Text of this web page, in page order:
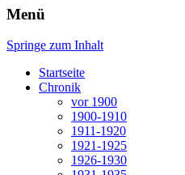
Menü
Springe zum Inhalt
Startseite
Chronik
vor 1900
1900-1910
1911-1920
1921-1925
1926-1930